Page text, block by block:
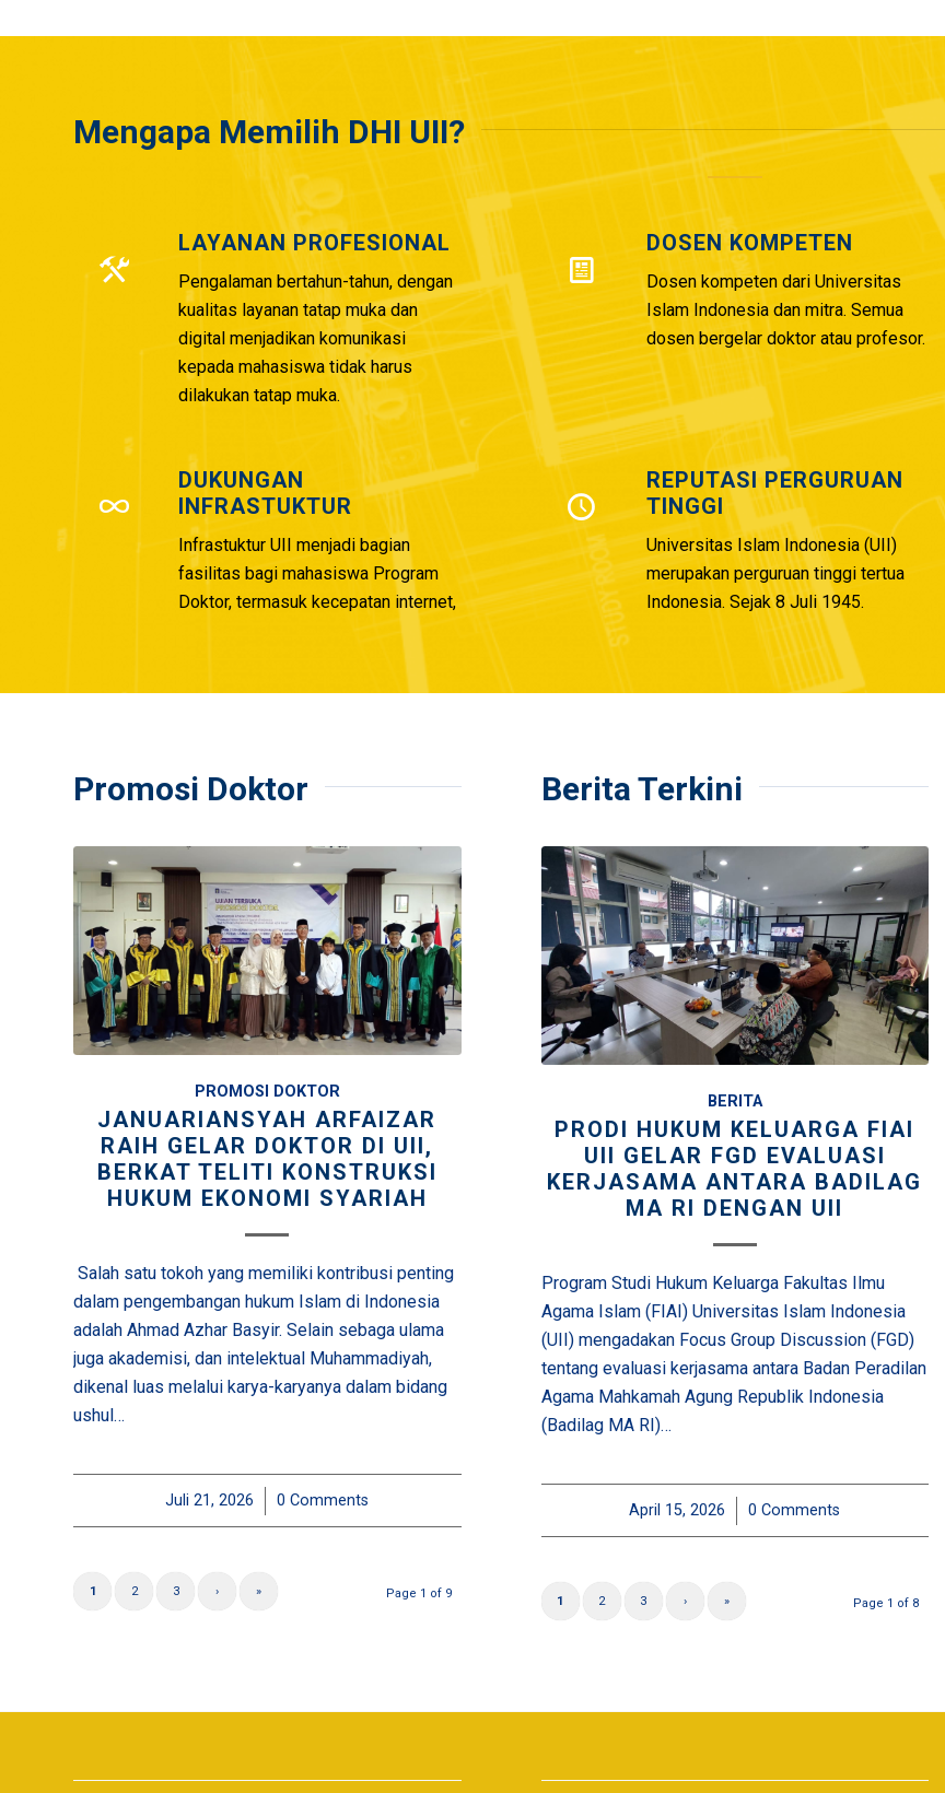
Mengapa Memilih DHI UII?
LAYANAN PROFESIONAL
Pengalaman bertahun-tahun, dengan
kualitas layanan tatap muka dan
digital menjadikan komunikasi
kepada mahasiswa tidak harus
dilakukan tatap muka.
DOSEN KOMPETEN
Dosen kompeten dari Universitas
Islam Indonesia dan mitra. Semua
dosen bergelar doktor atau profesor.
DUKUNGAN
INFRASTUKTUR
Infrastuktur UII menjadi bagian
fasilitas bagi mahasiswa Program
Doktor, termasuk kecepatan internet,
REPUTASI PERGURUAN
TINGGI
Universitas Islam Indonesia (UII)
merupakan perguruan tinggi tertua
Indonesia. Sejak 8 Juli 1945.
Promosi Doktor
PROMOSI DOKTOR
JANUARIANSYAH ARFAIZAR
RAIH GELAR DOKTOR DI UII,
BERKAT TELITI KONSTRUKSI
HUKUM EKONOMI SYARIAH
Salah satu tokoh yang memiliki kontribusi penting
dalam pengembangan hukum Islam di Indonesia
adalah Ahmad Azhar Basyir. Selain sebaga ulama
juga akademisi, dan intelektual Muhammadiyah,
dikenal luas melalui karya-karyanya dalam bidang
ushul…
Juli 21, 2026
/ 0 Comments
Page 1 of 9
1 2 3 › »
Berita Terkini
BERITA
PRODI HUKUM KELUARGA FIAI
UII GELAR FGD EVALUASI
KERJASAMA ANTARA BADILAG
MA RI DENGAN UII
Program Studi Hukum Keluarga Fakultas Ilmu
Agama Islam (FIAI) Universitas Islam Indonesia
(UII) mengadakan Focus Group Discussion (FGD)
tentang evaluasi kerjasama antara Badan Peradilan
Agama Mahkamah Agung Republik Indonesia
(Badilag MA RI)…
April 15, 2026
/ 0 Comments
Page 1 of 8
1 2 3 › »